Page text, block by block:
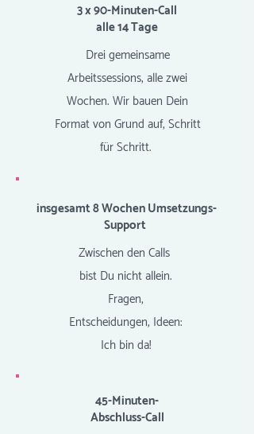
3 x 90-Minuten-Call
alle 14 Tage
Drei gemeinsame
Arbeitssessions, alle zwei
Wochen. Wir bauen Dein
Format von Grund auf, Schritt
für Schritt.
insgesamt 8 Wochen Umsetzungs-
Support
Zwischen den Calls
bist Du nicht allein.
Fragen,
Entscheidungen, Ideen:
Ich bin da!
45-Minuten-
Abschluss-Call